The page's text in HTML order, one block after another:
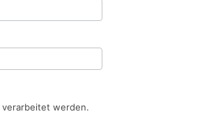
verarbeitet werden.